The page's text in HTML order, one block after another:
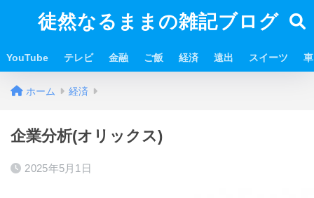
徒然なるままの雑記ブログ
YouTube テレビ 金融 ご飯 経済 遠出 スイーツ 車
ホーム 経済
企業分析(オリックス)
2025年5月1日